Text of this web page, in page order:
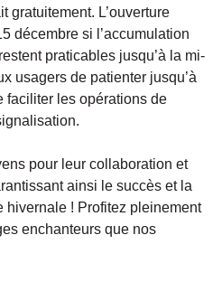
gratuitement. L’ouverture
décembre si l’accumulation
praticables jusqu’à la mi-
usagers de patienter jusqu’à
faciliter les opérations de
pour leur collaboration et
ainsi le succès et la
hivernale ! Profitez pleinement
enchanteurs que nos